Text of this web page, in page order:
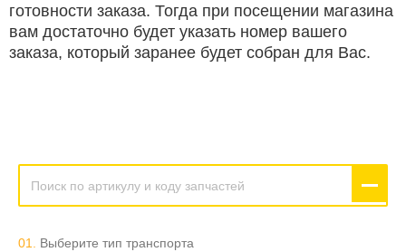
готовности заказа. Тогда при посещении магазина
вам достаточно будет указать номер вашего
заказа, который заранее будет собран для Вас.
01. Выберите тип транспорта